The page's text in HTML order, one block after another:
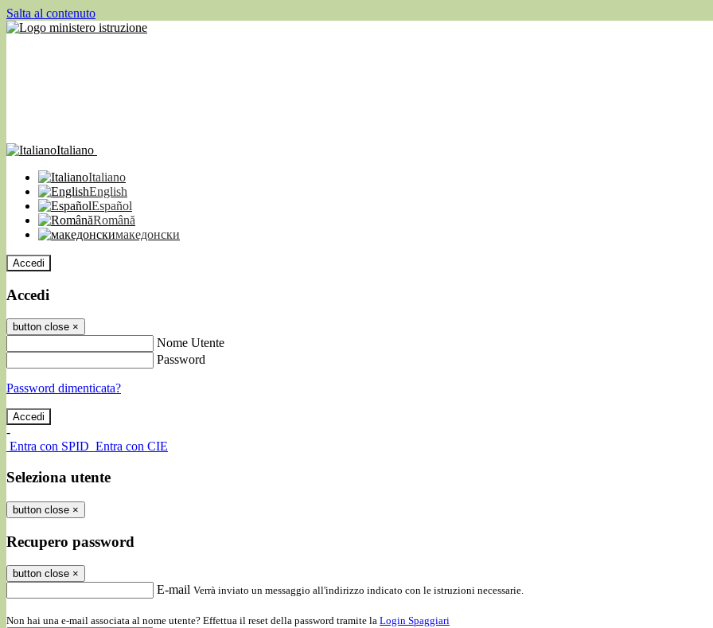
Salta al contenuto
Italiano
Italiano
English
Español
Română
македонски
Accedi
Accedi
button close ×
Nome Utente
Password
Password dimenticata?
-
Entra con SPID Entra con CIE
Seleziona utente
button close ×
Recupero password
button close ×
E-mail Verrà inviato un messaggio all'indirizzo indicato con le istruzioni necessarie.
Non hai una e-mail associata al nome utente? Effettua il reset della password tramite la Login Spaggiari